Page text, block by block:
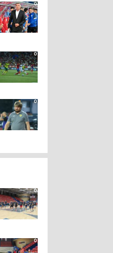
0
0
0
0
0